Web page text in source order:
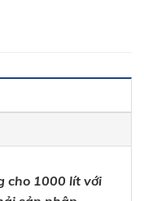
cho 1000 lít với